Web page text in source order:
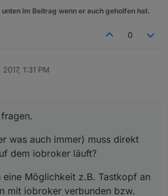
im Beitrag wenn er euch geholfen hat.
0
2017, 1:31 PM
was auch immer) muss direkt
dem iobroker läuft?
eine Möglichkeit z.B. Tastkopf an
mit iobroker verbunden bzw.